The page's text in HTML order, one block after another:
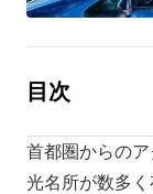
目次
群馬の日帰
首都圏からの
光名所が数多